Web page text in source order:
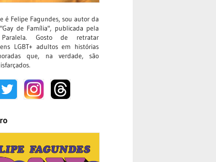
é Felipe Fagundes, sou autor da
de Família", publicada pela
Gosto de retratar
LGBT+ adultos em histórias
que, na verdade, são